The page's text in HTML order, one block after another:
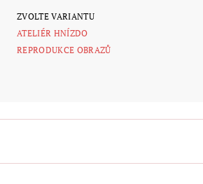
ZVOLTE VARIANTU
ATELIÉR HNÍZDO
REPRODUKCE OBRAZŮ